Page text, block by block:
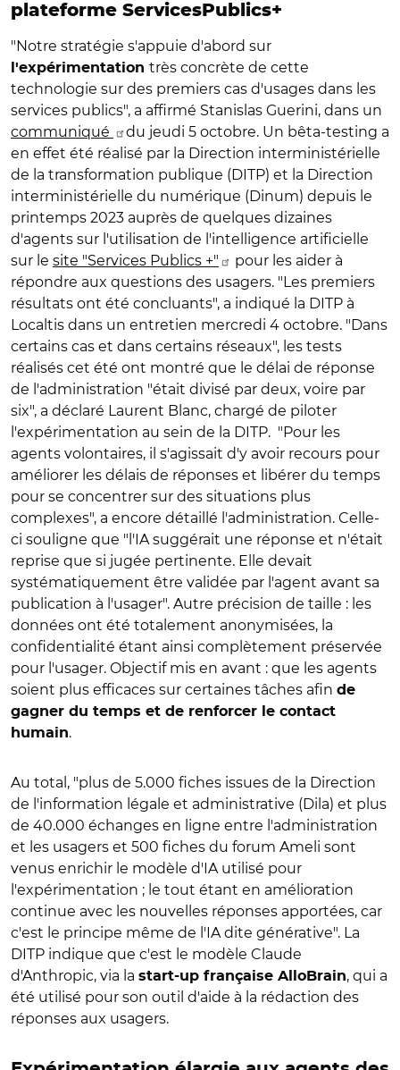
plateforme ServicesPublics+
"Notre stratégie s'appuie d'abord sur
'expérimentation très concrète de cette
technologie sur des premiers cas d'usages dans les
services publics", a affirmé Stanislas Guerini, dans un
communiqué
du jeudi 5 octobre. Un bêta-testing a
en effet été réalisé par la Direction interministérielle
de la transformation publique (DITP) et la Direction
interministérielle du numérique (Dinum) depuis le
printemps 2023 auprès de quelques dizaines
d'agents sur l'utilisation de l'intelligence artificielle
sur le site "Services Publics +"
pour les aider à
répondre aux questions des usagers. "Les premiers
résultats ont été concluants", a indiqué la DITP à
Localtis dans un entretien mercredi 4 octobre. "Dans
certains cas et dans certains réseaux", les tests
réalisés cet été ont montré que le délai de réponse
de l'administration "était divisé par deux, voire par
six", a déclaré Laurent Blanc, chargé de piloter
l'expérimentation au sein de la DITP. "Pour les
agents volontaires, il s'agissait d'y avoir recours pour
améliorer les délais de réponses et libérer du temps
pour se concentrer sur des situations plus
complexes", a encore détaillé l'administration. Celle-
ci souligne que "l'IA suggérait une réponse et n'était
reprise que si jugée pertinente. Elle devait
systématiquement être validée par l'agent avant sa
publication à l'usager". Autre précision de taille : l es
données ont été totalement anonymisées, la
confidentialité étant ainsi complètement préservée
pour l'usager. Objectif mis en avant : que les agents
soient plus efficaces sur certaines tâches afin de
gagner du temps et de renforcer le contact
humain.
Au total, "plus de 5.000 fiches issues de la Direction
de l'information légale et administrative (Dila) et plus
de 40.000 échanges en ligne entre l'administration
et les usagers et 500 fiches du forum Ameli sont
venus enrichir le modèle d'IA utilisé pour
l'expérimentation ; le tout étant en amélioration
continue avec les nouvelles réponses apportées, car
c'est le principe même de l'IA dite générative". La
DITP indique que c'est le modèle Claude
d'Anthropic, via la start-up française AlloBrain, qui a
été utilisé pour son outil d'aide à la rédaction des
réponses aux usagers.